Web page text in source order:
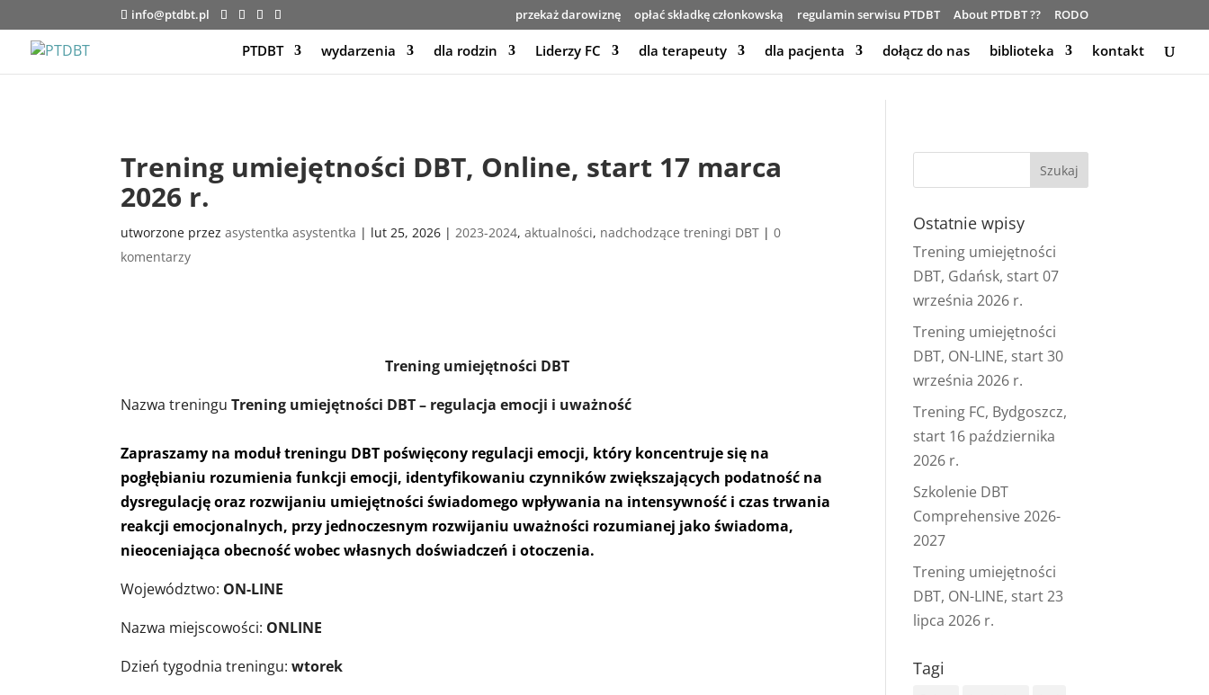
info@ptdbt.pl przekaż darowiznę opłać składkę członkowską regulamin serwisu PTDBT About PTDBT ?? RODO
PTDBT wydarzenia dla rodzin Liderzy FC dla terapeuty dla pacjenta dołącz do nas biblioteka kontakt
Trening umiejętności DBT, Online, start 17 marca
2026 r.
utworzone przezasystentka asystentka | lut 25, 2026 |2023-2024,aktualności, nadchodzące treningi DBT |0
komentarzy
Trening umiejętności DBT
Nazwa treninguTrening umiejętności DBT – regulacja emocji i uważność
Zapraszamy na moduł treningu DBT poświęcony regulacji emocji, który koncentruje się na
pogłębianiu rozumienia funkcji emocji, identyfikowaniu czynników zwiększających podatność na
dysregulację oraz rozwijaniu umiejętności świadomego wpływania na intensywność i czas trwania
reakcji emocjonalnych, przy jednoczesnym rozwijaniu uważności rozumianej jako świadoma,
nieoceniająca obecność wobec własnych doświadczeń i otoczenia.
Województwo: ON-LINE
Nazwa miejscowości: ONLINE
Dzień tygodnia treningu:wtorek
Ostatnie wpisy
Trening umiejętności
DBT, Gdańsk, start 07
września 2026 r.
Trening umiejętności
DBT, ON-LINE, start 30
września 2026 r.
Trening FC, Bydgoszcz,
start 16 października
2026 r.
Szkolenie DBT
Comprehensive 2026-
2027
Trening umiejętności
DBT, ON-LINE, start 23
lipca 2026 r.
Tagi